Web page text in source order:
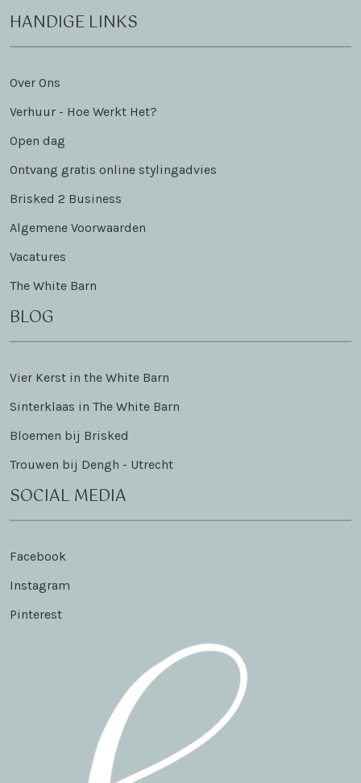
HANDIGE LINKS
Over Ons
Verhuur - Hoe Werkt Het?
Open dag
Ontvang gratis online stylingadvies
Brisked 2 Business
Algemene Voorwaarden
Vacatures
The White Barn
BLOG
Vier Kerst in the White Barn
Sinterklaas in The White Barn
Bloemen bij Brisked
Trouwen bij Dengh - Utrecht
SOCIAL MEDIA
Facebook
Instagram
Pinterest